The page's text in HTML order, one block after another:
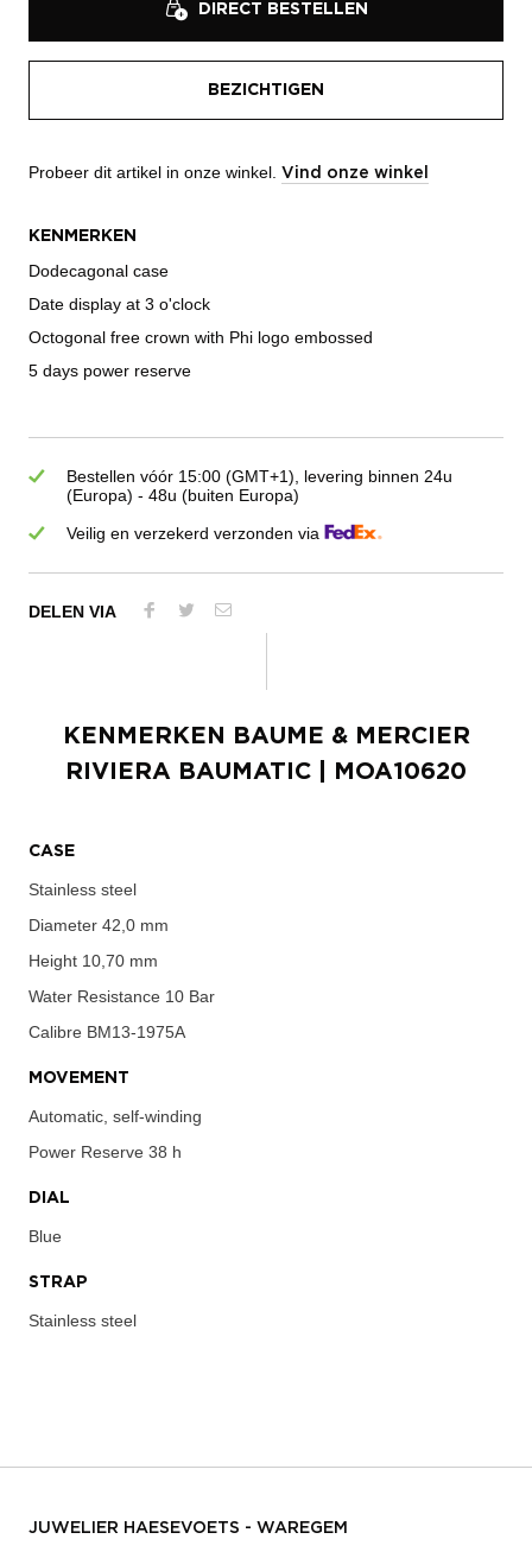
DIRECT BESTELLEN
BEZICHTIGEN
Probeer dit artikel in onze winkel. Vind onze winkel
KENMERKEN
Dodecagonal case
Date display at 3 o'clock
Octogonal free crown with Phi logo embossed
5 days power reserve
Bestellen vóór 15:00 (GMT+1), levering binnen 24u
(Europa) - 48u (buiten Europa)
Veilig en verzekerd verzonden via
DELEN VIA
KENMERKEN
BAUME & MERCIER
RIVIERA BAUMATIC | MOA10620
CASE
Stainless steel
Diameter 42,0 mm
Height 10,70 mm
Water Resistance 10 Bar
Calibre BM13-1975A
MOVEMENT
Automatic, self-winding
Power Reserve 38 h
DIAL
Blue
STRAP
Stainless steel
JUWELIER HAESEVOETS - WAREGEM